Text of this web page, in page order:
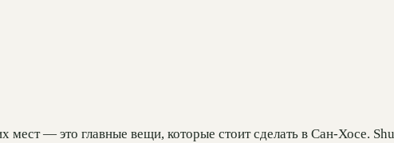
мест — это главные вещи, которые стоит сделать в Сан-Хосе.